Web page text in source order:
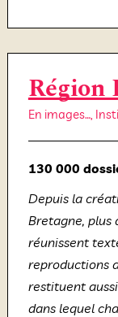
Région
En images…,
130 000
Depuis la
Bretagne, plus
réunissent
reproductions
restituent
dans lequel